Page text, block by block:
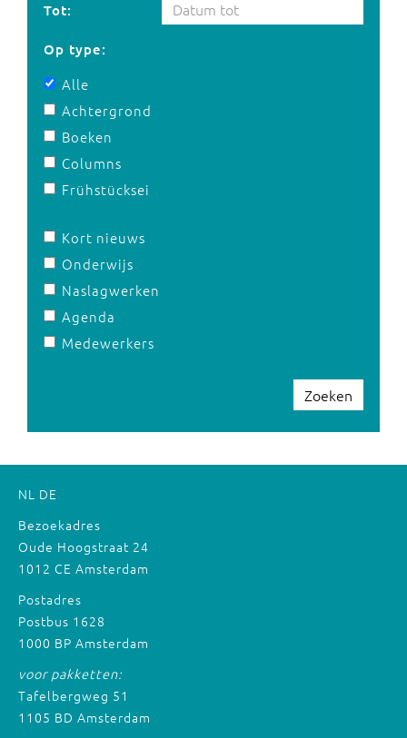
Tot:
Op type:
Alle
Achtergrond
Boeken
Columns
Frühstücksei
Kort nieuws
Onderwijs
Naslagwerken
Agenda
Medewerkers
Zoeken
NL DE
Bezoekadres
Oude Hoogstraat 24
1012 CE Amsterdam
Postadres
Postbus 1628
1000 BP Amsterdam
voor pakketten:
Tafelbergweg 51
1105 BD Amsterdam